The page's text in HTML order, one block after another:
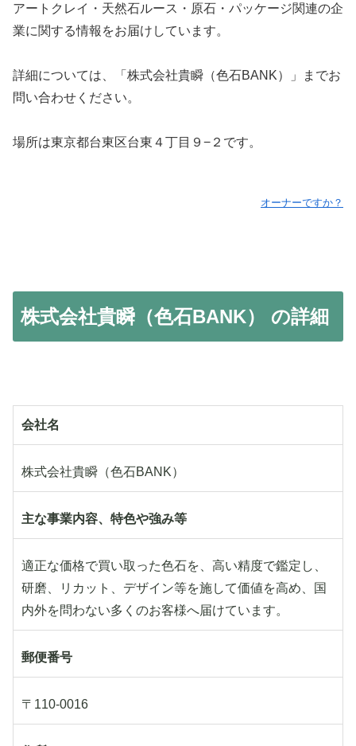
アートクレイ・天然石ルース・原石・パッケージ関連の企
業に関する情報をお届けしています。
詳細については、「株式会社貴瞬（色石BANK）」までお
問い合わせください。
場所は東京都台東区台東４丁目９−２です。
オーナーですか？
株式会社貴瞬（色石BANK） の詳細
会社名
株式会社貴瞬（色石BANK）
主な事業内容、特色や強み等
適正な価格で買い取った色石を、高い精度で鑑定し、
研磨、リカット、デザイン等を施して価値を高め、国
内外を問わない多くのお客様へ届けています。
郵便番号
〒110-0016